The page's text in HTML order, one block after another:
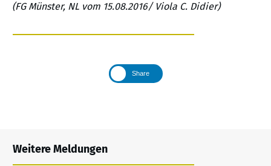
(FG Münster, NL vom 15.08.2016/ Viola C. Didier)
Share
Weitere Meldungen